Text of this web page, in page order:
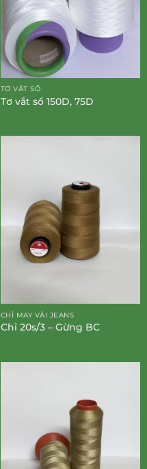
TƠ VẮT SỔ
Tơ vắt sổ 150D, 75D
CHỈ MAY VẢI JEANS
Chỉ 20s/3 – Gừng BC